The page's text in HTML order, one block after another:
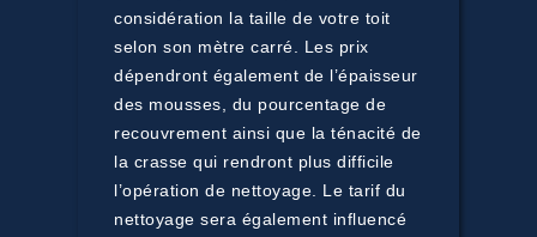
considération la taille de votre toit
selon son mètre carré. Les prix
dépendront également de l’épaisseur
des mousses, du pourcentage de
recouvrement ainsi que la ténacité de
la crasse qui rendront plus difficile
l’opération de nettoyage. Le tarif du
nettoyage sera également influencé